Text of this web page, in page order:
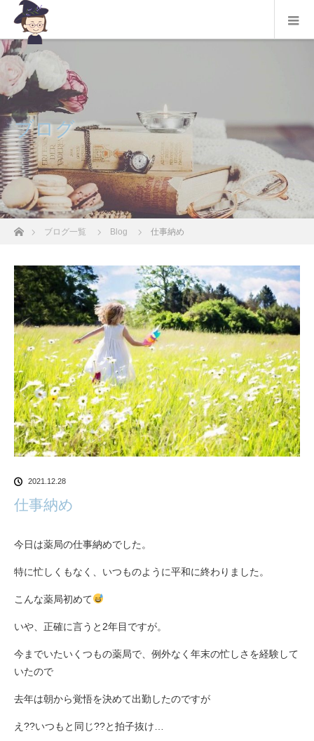
ブログ
ホームブログ一覧 Blog 仕事納め
2021.12.28
仕事納め
今日は薬局の仕事納めでした。
特に忙しくもなく、いつものように平和に終わりました。
こんな薬局初めて
いや、正確に言うと2年目ですが。
今までいたいくつもの薬局で、例外なく年末の忙しさを経験して
いたので
去年は朝から覚悟を決めて出勤したのですが
え??いつもと同じ??と拍子抜け…